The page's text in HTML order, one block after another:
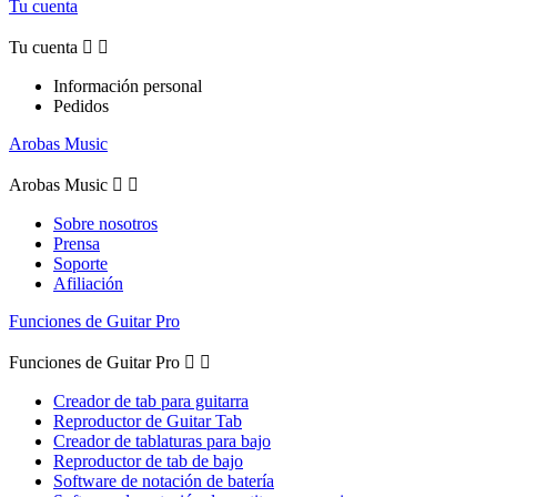
Tu cuenta
Tu cuenta  
Información personal
Pedidos
Arobas Music
Arobas Music  
Sobre nosotros
Prensa
Soporte
Afiliación
Funciones de Guitar Pro
Funciones de Guitar Pro  
Creador de tab para guitarra
Reproductor de Guitar Tab
Creador de tablaturas para bajo
Reproductor de tab de bajo
Software de notación de batería